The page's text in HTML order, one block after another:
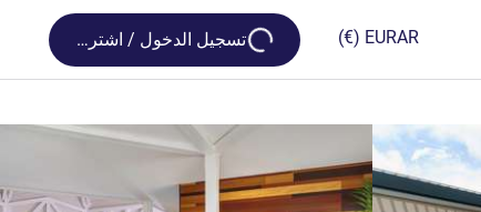
AR
EUR
(€)
Loading...
تسجيل الدخول / اشترك